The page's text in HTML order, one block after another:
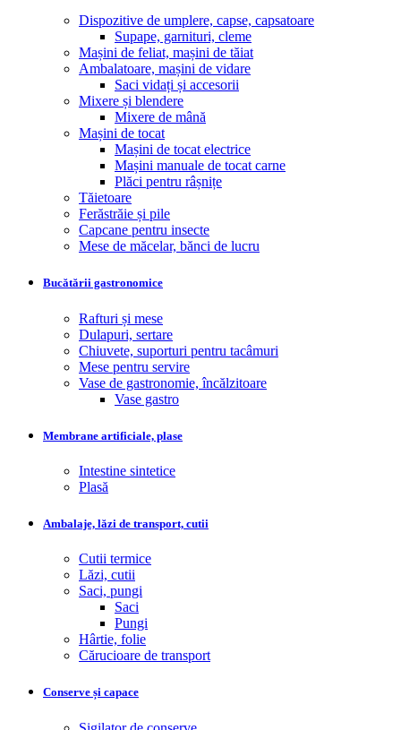
Dispozitive de umplere, capse, capsatoare
Supape, garnituri, cleme
Mașini de feliat, mașini de tăiat
Ambalatoare, mașini de vidare
Saci vidați și accesorii
Mixere și blendere
Mixere de mână
Mașini de tocat
Mașini de tocat electrice
Mașini manuale de tocat carne
Plăci pentru râșnițe
Tăietoare
Ferăstrăie și pile
Capcane pentru insecte
Mese de măcelar, bănci de lucru
Bucătării gastronomice
Rafturi și mese
Dulapuri, sertare
Chiuvete, suporturi pentru tacâmuri
Mese pentru servire
Vase de gastronomie, încălzitoare
Vase gastro
Membrane artificiale, plase
Intestine sintetice
Plasă
Ambalaje, lăzi de transport, cutii
Cutii termice
Lăzi, cutii
Saci, pungi
Saci
Pungi
Hârtie, folie
Cărucioare de transport
Conserve și capace